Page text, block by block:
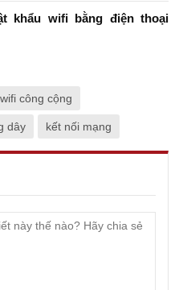
khẩu wifi bằng điện thoại
wifi công cộng
dây kết nối mạng